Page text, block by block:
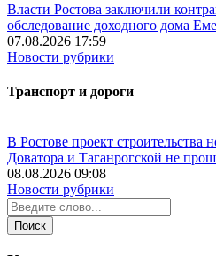
Власти Ростова заключили
обследование доходного дома
07.08.2026 17:59
Новости рубрики
Транспорт и дороги
В Ростове проект строительства
Доватора и Таганрогской не
08.08.2026 09:08
Новости рубрики